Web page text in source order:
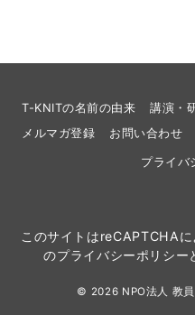
T-KNITの名前の由来 講演・
メルマガ登録
お問い合わせ
プライバ
このサイトはreCAPTCHA
のプライバシーポリシー
© 2026 NPO法人 教